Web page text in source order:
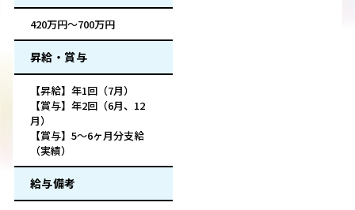
420万円～700万円
昇給・賞与
【昇給】年1回（7月）
【賞与】年2回（6月、12
月）
【賞与】5～6ヶ月分支給
（実績）
給与備考